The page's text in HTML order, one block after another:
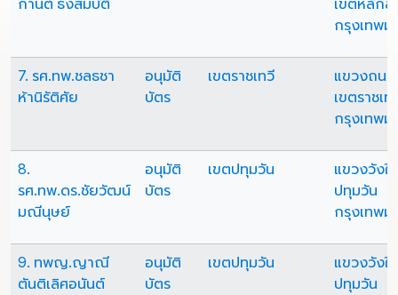
กานต์ ธงสมบัติ
เขตหลักสี่
กรุงเทพม
7. รศ.ทพ.ชลธชา
ห้านิรัติศัย
อนุมัติ
บัตร
เขตราชเทวี
แขวงถน
เขตราชเท
กรุงเทพม
8.
รศ.ทพ.ดร.ชัยวัฒน์
มณีนุษย์
อนุมัติ
บัตร
เขตปทุมวัน
แขวงวังใ
ปทุมวัน
กรุงเทพม
9. ทพญ.ญาณี
ตันติเลิศอนันต์
อนุมัติ
บัตร
เขตปทุมวัน
แขวงวังใ
ปทุมวัน